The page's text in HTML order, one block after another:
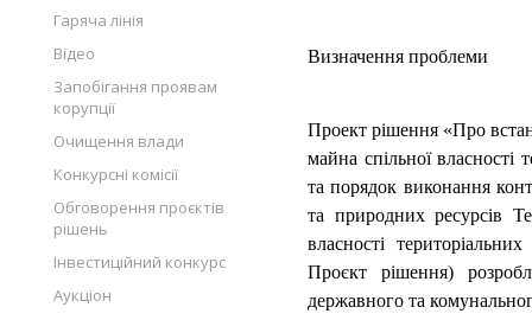
Гаряча лінія
Відео
Запобігання проявам
корупції
Очищення влади
Конкурсні комісії
Обговорення проєктів
рішень
Інвестиційний конкурс
Аукціон
Визначення проблеми
Проект рішення «Про
майна спільної власності
та порядок виконання
та природних ресурсів
власності
Проєкт рішення)
державного та